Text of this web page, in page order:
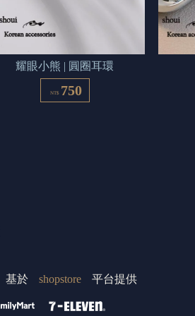
NT$ 750
耀眼小熊 | 圓圈耳環
基於 shopstore 平台提供